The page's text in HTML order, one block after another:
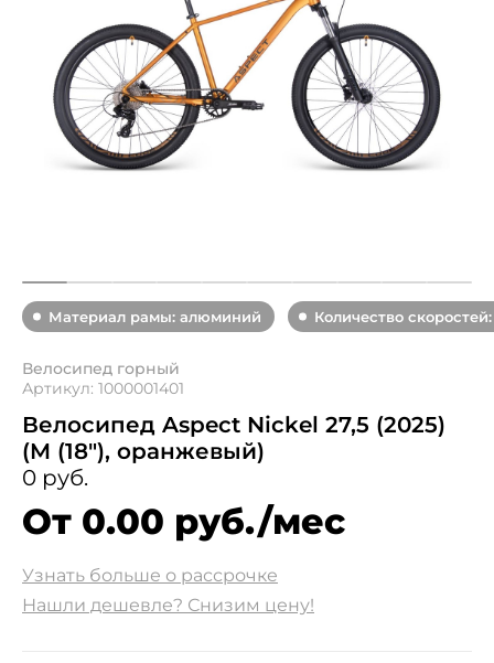
Материал рамы: алюминий Количество
Велосипед горный
Артикул: 1000001401
Велосипед Aspect Nickel 27,5 (2025)
(M (18"), оранжевый)
0 руб.
От 0.00 руб./мес
Узнать больше о рассрочке
Нашли дешевле? Снизим цену!